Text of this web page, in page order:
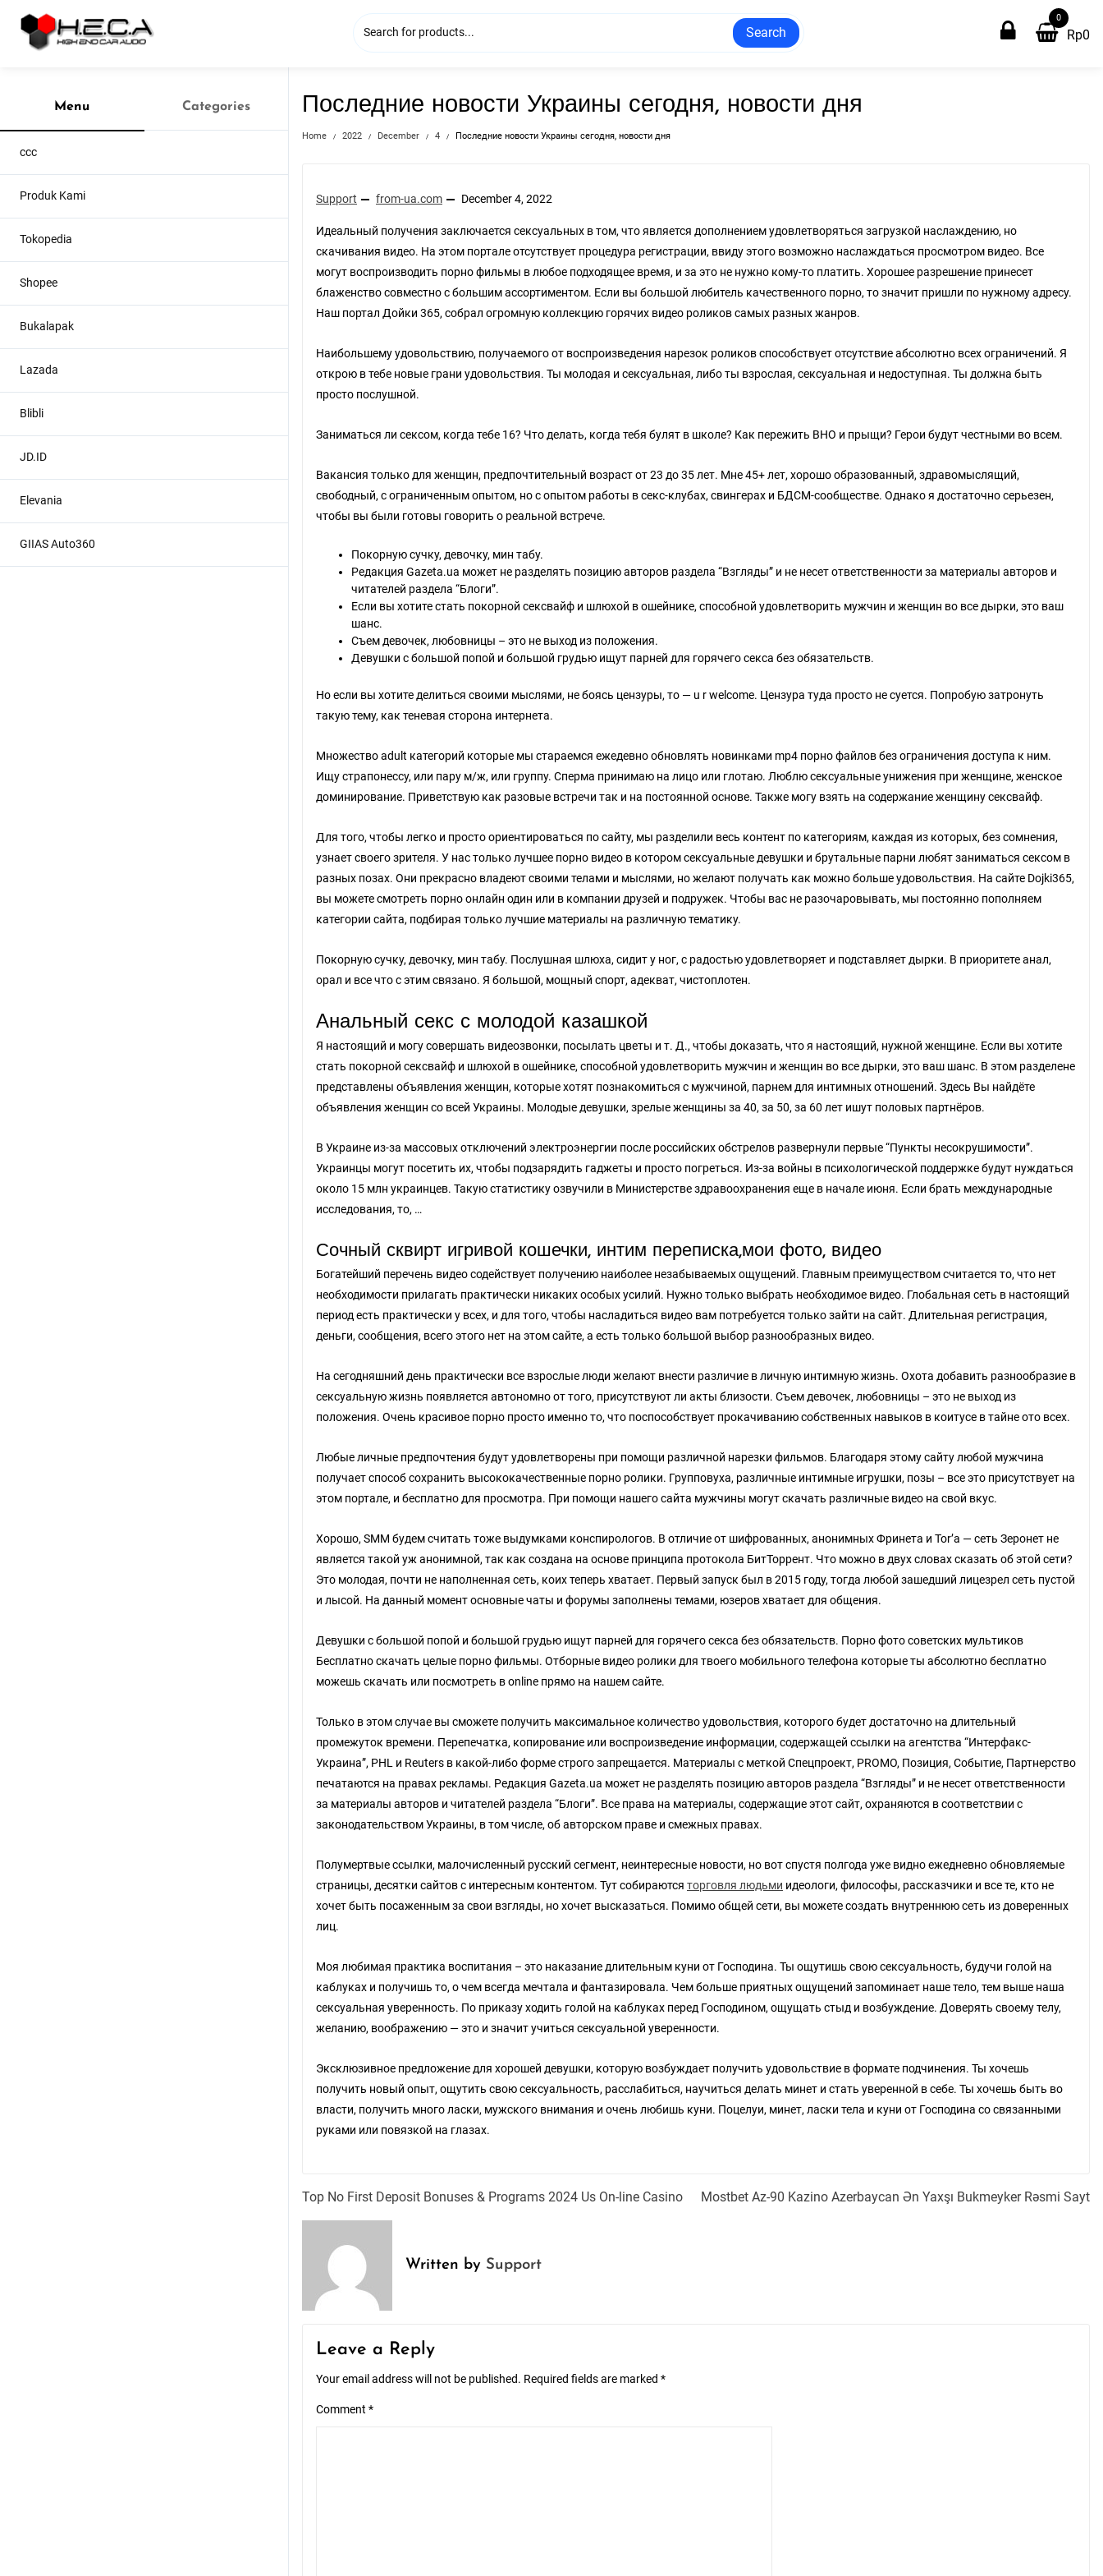
content
Search
0
Rp0
Menu Categories
ccc
Produk Kami
Tokopedia
Shopee
Bukalapak
Lazada
Blibli
JD.ID
Elevania
GIIAS Auto360
Последние новости Украины сегодня, новости дня
Home 2022 December 4 Последние новости Украины сегодня, новости дня
Support from-ua.com December 4, 2022
Идеальный получения заключается сексуальных в том, что является дополнением удовлетворяться загрузкой наслаждению, но
скачивания видео. На этом портале отсутствует процедура регистрации, ввиду этого возможно наслаждаться просмотром видео. Все
могут воспроизводить порно фильмы в любое подходящее время, и за это не нужно кому-то платить. Хорошее разрешение принесет
блаженство совместно с большим ассортиментом. Если вы большой любитель качественного порно, то значит пришли по нужному адресу.
Наш портал Дойки 365, собрал огромную коллекцию горячих видео роликов самых разных жанров.
Наибольшему удовольствию, получаемого от воспроизведения нарезок роликов способствует отсутствие абсолютно всех ограничений. Я
открою в тебе новые грани удовольствия. Ты молодая и сексуальная, либо ты взрослая, сексуальная и недоступная. Ты должна быть
просто послушной.
Заниматься ли сексом, когда тебе 16? Что делать, когда тебя булят в школе? Как пережить ВНО и прыщи? Герои будут честными во всем.
Вакансия только для женщин, предпочтительный возраст от 23 до 35 лет. Мне 45+ лет, хорошо образованный, здравомыслящий,
свободный, с ограниченным опытом, но с опытом работы в секс-клубах, свингерах и БДСМ-сообществе. Однако я достаточно серьезен,
чтобы вы были готовы говорить о реальной встрече.
Покорную сучку, девочку, мин табу.
Редакция Gazeta.ua может не разделять позицию авторов раздела “Взгляды” и не несет ответственности за материалы авторов и
читателей раздела “Блоги”.
Если вы хотите стать покорной сексвайф и шлюхой в ошейнике, способной удовлетворить мужчин и женщин во все дырки, это ваш
шанс.
Съем девочек, любовницы – это не выход из положения.
Девушки с большой попой и большой грудью ищут парней для горячего секса без обязательств.
Но если вы хотите делиться своими мыслями, не боясь цензуры, то — u r welcome. Цензура туда просто не суется. Попробую затронуть
такую тему, как теневая сторона интернета.
Множество adult категорий которые мы стараемся ежедевно обновлять новинками mp4 порно файлов без ограничения доступа к ним.
Ищу страпонессу, или пару м/ж, или группу. Сперма принимаю на лицо или глотаю. Люблю сексуальные унижения при женщине, женское
доминирование. Приветствую как разовые встречи так и на постоянной основе. Также могу взять на содержание женщину сексвайф.
Для того, чтобы легко и просто ориентироваться по сайту, мы разделили весь контент по категориям, каждая из которых, без сомнения,
узнает своего зрителя. У нас только лучшее порно видео в котором сексуальные девушки и брутальные парни любят заниматься сексом в
разных позах. Они прекрасно владеют своими телами и мыслями, но желают получать как можно больше удовольствия. На сайте Dojki365,
вы можете смотреть порно онлайн один или в компании друзей и подружек. Чтобы вас не разочаровывать, мы постоянно пополняем
категории сайта, подбирая только лучшие материалы на различную тематику.
Покорную сучку, девочку, мин табу. Послушная шлюха, сидит у ног, с радостью удовлетворяет и подставляет дырки. В приоритете анал,
орал и все что с этим связано. Я большой, мощный спорт, адекват, чистоплотен.
Анальный секс с молодой казашкой
Я настоящий и могу совершать видеозвонки, посылать цветы и т. Д., чтобы доказать, что я настоящий, нужной женщине. Если вы хотите
стать покорной сексвайф и шлюхой в ошейнике, способной удовлетворить мужчин и женщин во все дырки, это ваш шанс. В этом разделене
представлены объявления женщин, которые хотят познакомиться с мужчиной, парнем для интимных отношений. Здесь Вы найдёте
объявления женщин со всей Украины. Молодые девушки, зрелые женщины за 40, за 50, за 60 лет ишут половых партнёров.
В Украине из-за массовых отключений электроэнергии после российских обстрелов развернули первые “Пункты несокрушимости”.
Украинцы могут посетить их, чтобы подзарядить гаджеты и просто погреться. Из-за войны в психологической поддержке будут нуждаться
около 15 млн украинцев. Такую статистику озвучили в Министерстве здравоохранения еще в начале июня. Если брать международные
исследования, то, …
Сочный сквирт игривой кошечки, интим переписка,мои фото, видео
Богатейший перечень видео содействует получению наиболее незабываемых ощущений. Главным преимуществом считается то, что нет
необходимости прилагать практически никаких особых усилий. Нужно только выбрать необходимое видео. Глобальная сеть в настоящий
период есть практически у всех, и для того, чтобы насладиться видео вам потребуется только зайти на сайт. Длительная регистрация,
деньги, сообщения, всего этого нет на этом сайте, а есть только большой выбор разнообразных видео.
На сегодняшний день практически все взрослые люди желают внести различие в личную интимную жизнь. Охота добавить разнообразие в
сексуальную жизнь появляется автономно от того, присутствуют ли акты близости. Съем девочек, любовницы – это не выход из
положения. Очень красивое порно просто именно то, что поспособствует прокачиванию собственных навыков в коитусе в тайне ото всех.
Любые личные предпочтения будут удовлетворены при помощи различной нарезки фильмов. Благодаря этому сайту любой мужчина
получает способ сохранить высококачественные порно ролики. Групповуха, различные интимные игрушки, позы – все это присутствует на
этом портале, и бесплатно для просмотра. При помощи нашего сайта мужчины могут скачать различные видео на свой вкус.
Хорошо, SMM будем считать тоже выдумками конспирологов. В отличие от шифрованных, анонимных Фринета и Tor’а — сеть Зеронет не
является такой уж анонимной, так как создана на основе принципа протокола БитТоррент. Что можно в двух словах сказать об этой сети?
Это молодая, почти не наполненная сеть, коих теперь хватает. Первый запуск был в 2015 году, тогда любой зашедший лицезрел сеть пустой
и лысой. На данный момент основные чаты и форумы заполнены темами, юзеров хватает для общения.
Девушки с большой попой и большой грудью ищут парней для горячего секса без обязательств. Порно фото советских мультиков
Бесплатно скачать целые порно фильмы. Отборные видео ролики для твоего мобильного телефона которые ты абсолютно бесплатно
можешь скачать или посмотреть в online прямо на нашем сайте.
Только в этом случае вы сможете получить максимальное количество удовольствия, которого будет достаточно на длительный
промежуток времени. Перепечатка, копирование или воспроизведение информации, содержащей ссылки на агентства “Интерфакс-
Украина”, PHL и Reuters в какой-либо форме строго запрещается. Материалы с меткой Спецпроект, PROMO, Позиция, Событие, Партнерство
печатаются на правах рекламы. Редакция Gazeta.ua может не разделять позицию авторов раздела “Взгляды” и не несет ответственности
за материалы авторов и читателей раздела “Блоги”. Все права на материалы, содержащие этот сайт, охраняются в соответствии с
законодательством Украины, в том числе, об авторском праве и смежных правах.
Полумертвые ссылки, малочисленный русский сегмент, неинтересные новости, но вот спустя полгода уже видно ежедневно обновляемые
страницы, десятки сайтов с интересным контентом. Тут собираются торговля людьми идеологи, философы, рассказчики и все те, кто не
хочет быть посаженным за свои взгляды, но хочет высказаться. Помимо общей сети, вы можете создать внутреннюю сеть из доверенных
лиц.
Моя любимая практика воспитания – это наказание длительным куни от Господина. Ты ощутишь свою сексуальность, будучи голой на
каблуках и получишь то, о чем всегда мечтала и фантазировала. Чем больше приятных ощущений запоминает наше тело, тем выше наша
сексуальная уверенность. По приказу ходить голой на каблуках перед Господином, ощущать стыд и возбуждение. Доверять своему телу,
желанию, воображению — это и значит учиться сексуальной уверенности.
Эксклюзивное предложение для хорошей девушки, которую возбуждает получить удовольствие в формате подчинения. Ты хочешь
получить новый опыт, ощутить свою сексуальность, расслабиться, научиться делать минет и стать уверенной в себе. Ты хочешь быть во
власти, получить много ласки, мужского внимания и очень любишь куни. Поцелуи, минет, ласки тела и куни от Господина со связанными
руками или повязкой на глазах.
Post
navigation
Top No First Deposit Bonuses & Programs 2024 Us On-line Casino Mostbet Az-90 Kazino Azerbaycan Ən Yaxşı Bukmeyker Rəsmi Sayt
Written by Support
Leave a Reply
Your email address will not be published. Required fields are marked *
Comment *